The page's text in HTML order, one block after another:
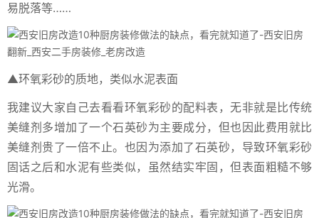
易脱落等……
▲环氧彩砂的质地，类似水泥表面
我建议大家自己去看看环氧彩砂的配料表，无非就是比传统
美缝剂多增加了一个石英砂为主要成分，但也因此费用就比
美缝剂贵了一倍不止。也因为添加了石英砂，导致环氧彩砂
固话之后和水泥有些类似，虽然结实牢固，但表面粗糙不够
光滑。